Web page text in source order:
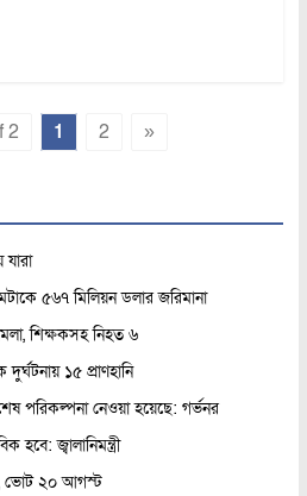
2 1 2 »
৫৬৭ মিলিয়ন ডলার জরিমানা
শিক্ষকসহ নিহত ৬
১৫ প্রাণহানি
পরিকল্পনা নেওয়া হয়েছে: গর্ভনর
হবে: জ্বালানিমন্ত্রী
ভোট ২০ আগস্ট